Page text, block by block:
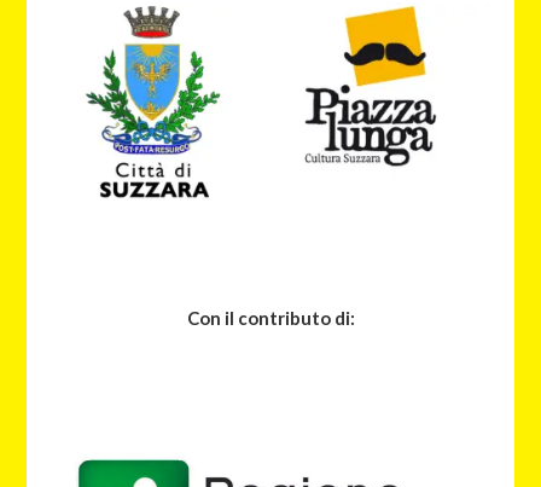
Con il contributo di: